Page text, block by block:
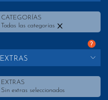
CATEGORÍAS
Todas las categorías
?
EXTRAS
EXTRAS
Sin extras seleccionados